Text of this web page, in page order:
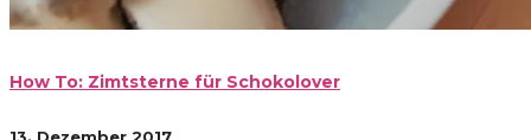
How To: Zimtsterne für Schokolover